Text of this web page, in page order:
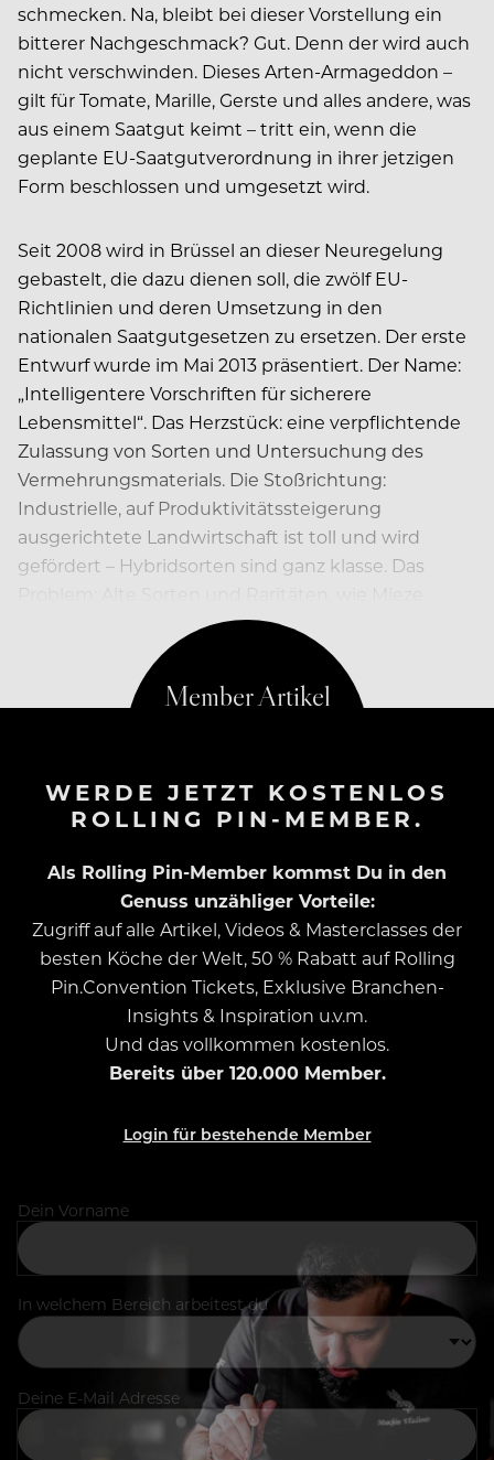
schmecken. Na, bleibt bei dieser Vorstellung ein
bitterer Nachgeschmack? Gut. Denn der wird auch
nicht verschwinden. Dieses Arten-Armageddon –
gilt für Tomate, Marille, Gerste und alles andere, was
aus einem Saatgut keimt – tritt ein, wenn die
geplante EU-Saatgutverordnung in ihrer jetzigen
Form beschlossen und umgesetzt wird.
Seit 2008 wird in Brüssel an dieser Neuregelung
gebastelt, die dazu dienen soll, die zwölf EU-
Richtlinien und deren Umsetzung in den
nationalen Saatgutgesetzen zu ersetzen. Der erste
Entwurf wurde im Mai 2013 präsentiert. Der Name:
„Intelligentere Vorschriften für sicherere
Lebensmittel“. Das Herzstück: eine verpflichtende
Zulassung von Sorten und Untersuchung des
Vermehrungsmaterials. Die Stoßrichtung:
Industrielle, auf Produktivitätssteigerung
ausgerichtete Landwirtschaft ist toll und wird
gefördert – Hybridsorten sind ganz klasse. Das
Schindler, die Rote Emma und Goldetta, werden…
WERDE JETZT KOSTENLOS
ROLLING PIN-MEMBER.
Als Rolling Pin-Member kommst Du in den
Genuss unzähliger Vorteile:
Zugriff auf alle Artikel, Videos & Masterclasses der
besten Köche der Welt, 50 % Rabatt auf Rolling
Pin.Convention Tickets, Exklusive Branchen-
Insights & Inspiration u.v.m.
Und das vollkommen kostenlos.
Bereits über 120.000 Member.
Login für bestehende Member
Dein Vorname
In welchem Bereich arbeitest du
Deine E-Mail Adresse